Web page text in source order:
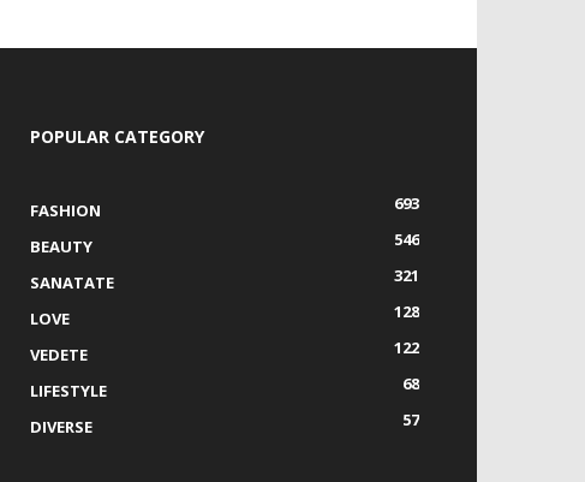
POPULAR CATEGORY
FASHION
693
BEAUTY
546
SANATATE
321
LOVE
128
VEDETE
122
LIFESTYLE
68
DIVERSE
57